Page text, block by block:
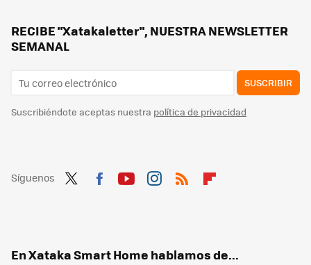
RECIBE "Xatakaletter", NUESTRA NEWSLETTER
SEMANAL
SUSCRIBIR
Suscribiéndote aceptas nuestra política de privacidad
Síguenos
En Xataka Smart Home hablamos de...